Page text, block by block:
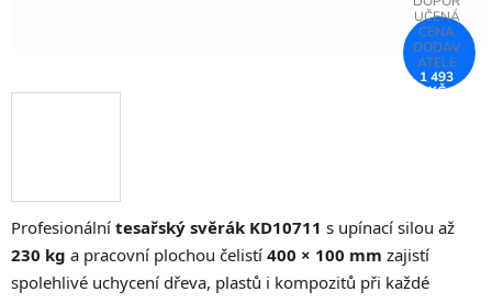
Profesionální tesařský svěrák KD10711 s upínací silou až
230 kg a pracovní plochou čelistí 400 × 100 mm zajistí
spolehlivé uchycení dřeva, plastů i kompozitů při každé
1 493
KČ